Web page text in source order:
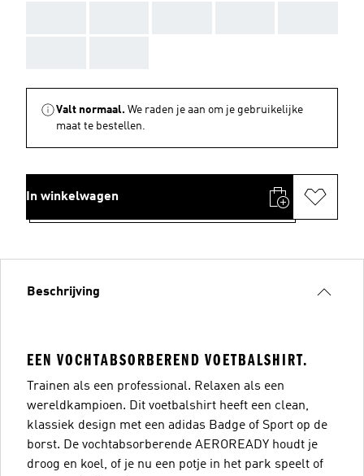
Valt normaal. We raden je aan om je gebruikelijke
maat te bestellen.
In winkelwagen
Beschrijving
EEN VOCHTABSORBEREND VOETBALSHIRT.
Trainen als een professional. Relaxen als een
wereldkampioen. Dit voetbalshirt heeft een clean,
klassiek design met een adidas Badge of Sport op de
borst. De vochtabsorberende AEROREADY houdt je
droog en koel, of je nu een potje in het park speelt of